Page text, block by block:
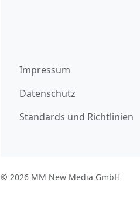
Impressum
Datenschutz
Standards und Richtlinien
© 2026 MM New Media GmbH